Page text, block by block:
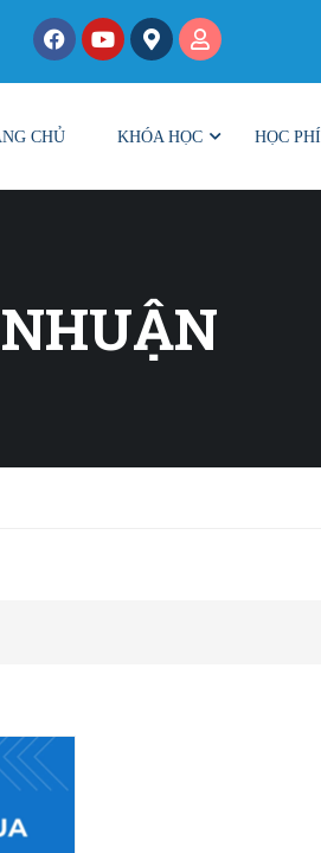
CHỦ KHÓA HỌC HỌC PHÍ